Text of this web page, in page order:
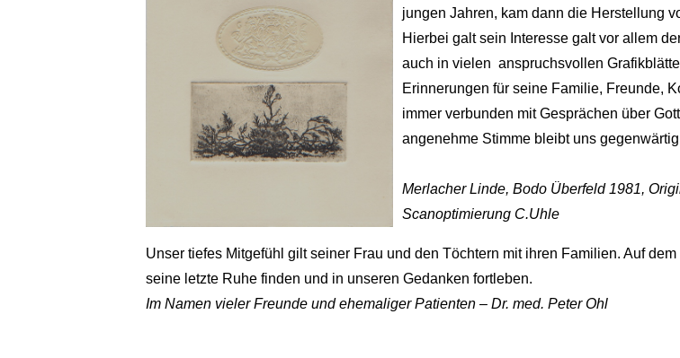
jungen Jahren, kam dann die Herstellung
Hierbei galt sein Interesse galt vor allem
auch in vielen anspruchsvollen
Erinnerungen für seine Familie, Freunde,
immer verbunden mit Gesprächen über
angenehme Stimme bleibt uns
Merlacher Linde, Bodo Überfeld 1981,
Scanoptimierung C.Uhle
Unser tiefes Mitgefühl gilt seiner Frau und den Töchtern mit ihren Familien. Auf
seine letzte Ruhe finden und in unseren Gedanken fortleben.
Im Namen vieler Freunde und ehemaliger Patienten – Dr. med. Peter Ohl